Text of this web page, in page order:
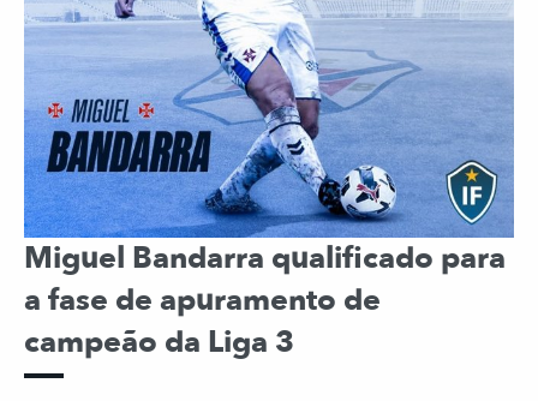
Miguel Bandarra qualificado para
a fase de apuramento de
campeão da Liga 3